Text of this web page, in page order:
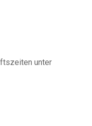
unter